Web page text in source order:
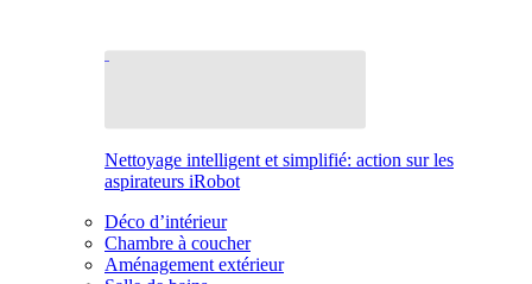
Nettoyage intelligent et simplifié: action sur les
aspirateurs iRobot
Déco d’intérieur
Chambre à coucher
Aménagement extérieur